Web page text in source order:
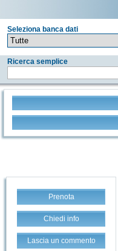
Seleziona banca dati
Ricerca semplice
Prenota
Chiedi info
Lascia un commento